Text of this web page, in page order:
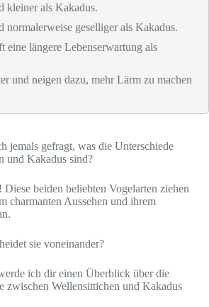
kleiner als Kakadus.
normalerweise geselliger als Kakadus.
eine längere Lebenserwartung als
und neigen dazu, mehr Lärm zu machen
jemals gefragt, was die Unterschiede
und Kakadus sind?
beiden beliebten Vogelarten ziehen
charmanten Aussehen und ihrem
sie voneinander?
ich dir einen Überblick über die
zwischen Wellensittichen und Kakadus